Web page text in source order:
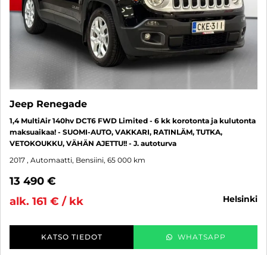
Jeep Renegade
1,4 MultiAir 140hv DCT6 FWD Limited - 6 kk korotonta ja kulutonta
maksuaikaa! - SUOMI-AUTO, VAKKARI, RATINLÄM, TUTKA,
VETOKOUKKU, VÄHÄN AJETTU!! - J. autoturva
2017 , Automaatti, Bensiini, 65 000 km
13 490 €
alk. 161 € / kk
helsinki
KATSO TIEDOT WHATSAPP